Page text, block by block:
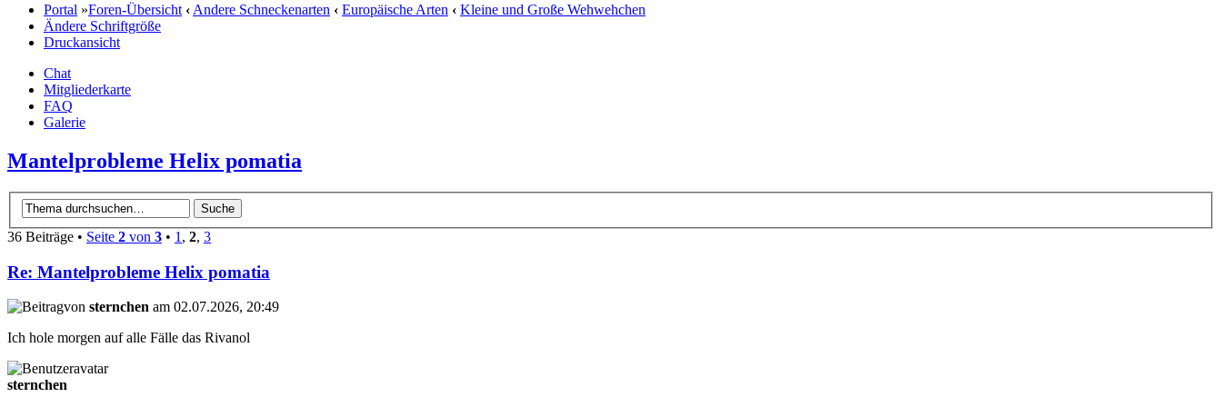
Portal »Foren-Übersicht ‹Andere Schneckenarten ‹ Europäische Arten ‹ Kleine und Große Wehwehchen
Ändere Schriftgröße
Druckansicht
Chat
Mitgliederkarte
FAQ
Galerie
Mantelprobleme Helix pomatia
36 Beiträge • Seite 2 von 3 • 1 , 2, 3
Re: Mantelprobleme Helix pomatia
von sternchen am 02.07.2026, 20:49
Ich hole morgen auf alle Fälle das Rivanol
sternchen